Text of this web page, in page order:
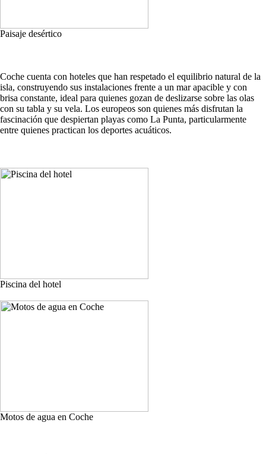
Paisaje desértico
Coche cuenta con hoteles que han respetado el equilibrio natural de la
isla, construyendo sus instalaciones frente a un mar apacible y con
brisa constante, ideal para quienes gozan de deslizarse sobre las olas
con su tabla y su vela. Los europeos son quienes más disfrutan la
fascinación que despiertan playas como La Punta, particularmente
entre quienes practican los deportes acuáticos.
Piscina del hotel
Motos de agua en Coche